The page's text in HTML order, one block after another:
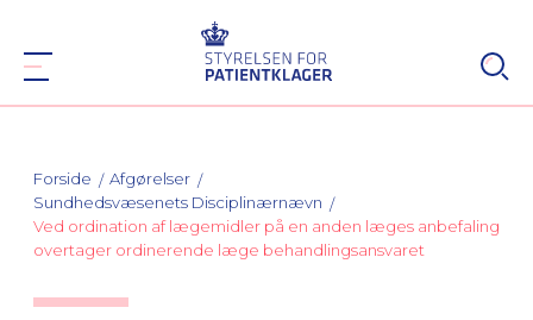
Forside
Afgørelser
Sundhedsvæsenets Disciplinærnævn
Ved ordination af lægemidler på en anden læges anbefaling
overtager ordinerende læge behandlingsansvaret